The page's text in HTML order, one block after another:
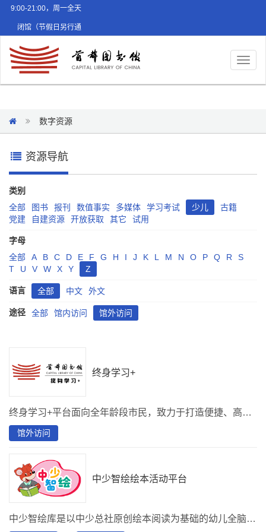
9:00-21:00，周一全天
闭馆（节假日另行通
数字资源
资源导航
类别
全部
图书 报刊 数值事实 多媒体 学习考试 少儿
古籍
党建
自建资源 开放获取 其它 试用
字母
全部
A B C D E F G H I J K L M N O P Q R
S
T
U V W X Y Z
语言 全部 中文 外文
途径 全部 馆内访问 馆外访问
终身学习+
终身学习+平台面向全年龄段市民，致力于打造便捷、高效的在线学习环境，助力全民素养提升。平台汇聚海量数字化资源，提供涵盖职业技能培训、兴趣爱好培养、老年教育等众多领域的丰富多元学习内容，包括内涵文化慕课 4000 分钟、电子书 10 万册、电子期刊 3000 种、视频资源 200000 分钟、绘本资源 1000 套、听书资源 129000 分钟、才艺课程 4000 分钟及其他优质课程资源。不仅如此，平台引入先进 AI 服务，AI 学伴24小时解答学习疑问，贴心陪伴；AI 算法依据学习习惯和偏好精准推送个性化学习内容，提升学习针对性与效率；AI阅读，以“机脑”得方式准确理解文本内容，VR书房，沉浸式学习体验，助力更好地掌握知识和技能。
馆外访问
中少智绘绘本活动平台
中少智绘库是以中少总社原创绘本阅读为基础的幼儿全脑开发课程，可促进幼儿在五大领域的全面发展。中少智绘库内容全面丰富，包括绘本学堂、绘本活动、绘本书架、绘本动画等内容，使用方便，适用多终端、多场景阅读的优质数字资源及服务产品。